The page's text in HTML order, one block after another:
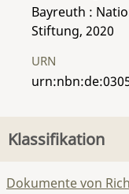
Bayreuth :
Stiftung, 2020
URN
Klassifikation
Dokumente von